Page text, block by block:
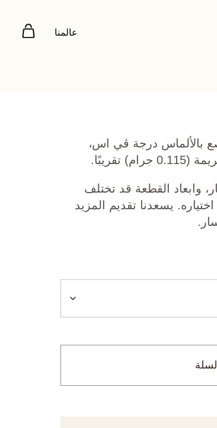
عالمنا
جرام)، مرصع بالألماس درجة ڤي اس،
وابعاد القطعة قد تختلف
يسعدنا تقديم المزيد